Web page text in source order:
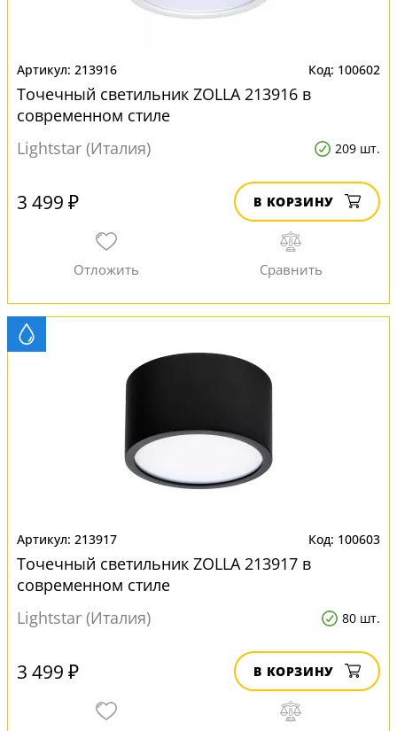
213916 100602
Точечный светильник ZOLLA 213916 в
современном стиле
Lightstar (Италия)
209 шт.
3 499 ₽ В КОРЗИНУ
213917 100603
Точечный светильник ZOLLA 213917 в
современном стиле
Lightstar (Италия)
80 шт.
3 499 ₽ В КОРЗИНУ